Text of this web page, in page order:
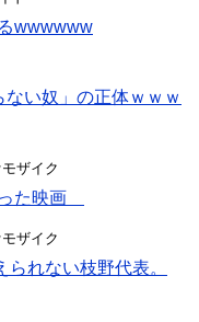
wwwwww
い奴」の正体ｗｗｗ
ザイク
た映画
ザイク
られない枝野代表。